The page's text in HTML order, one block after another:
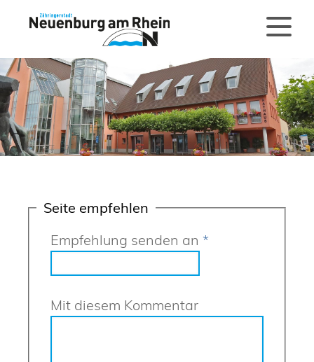
Seite empfehlen
Empfehlung senden an *
Mit diesem Kommentar